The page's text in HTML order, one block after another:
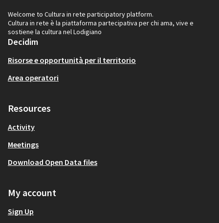
Welcome to Cultura in rete participatory platform.
Cultura in rete è la piattaforma partecipativa per chi ama, vive e
sostiene la cultura nel Lodigiano
Decidim
Risorse e opportunità per il territorio
Area operatori
Resources
Activity
Meetings
Download Open Data files
My account
Sign Up